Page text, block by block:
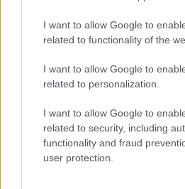
I want to allow Google to
related to functionality of the
I want to allow Google to
related to personalization.
I want to allow Google to
related to security, including
functionality and fraud
user protection.